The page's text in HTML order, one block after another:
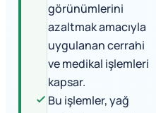
görünümlerini
azaltmak amacıyla
uygulanan cerrahi
ve medikal işlemleri
kapsar.
Bu işlemler, yağ